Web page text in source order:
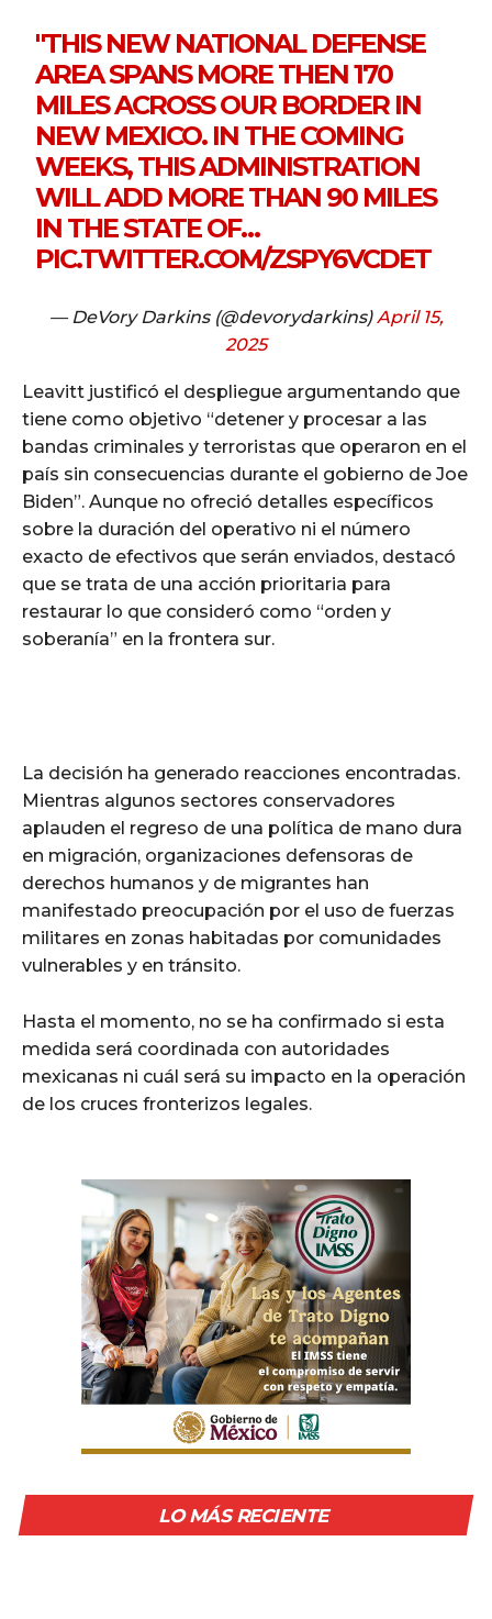
"THIS NEW NATIONAL DEFENSE
AREA SPANS MORE THEN 170
MILES ACROSS OUR BORDER IN
NEW MEXICO. IN THE COMING
WEEKS, THIS ADMINISTRATION
WILL ADD MORE THAN 90 MILES
IN THE STATE OF…
PIC.TWITTER.COM/ZSPY6VCDET
— DeVory Darkins (@devorydarkins)April 15,
2025
Leavitt justificó el despliegue argumentando que
tiene como objetivo “detener y procesar a las
bandas criminales y terroristas que operaron en el
país sin consecuencias durante el gobierno de Joe
Biden”. Aunque no ofreció detalles específicos
sobre la duración del operativo ni el número
exacto de efectivos que serán enviados, destacó
que se trata de una acción prioritaria para
restaurar lo que consideró como “orden y
soberanía” en la frontera sur.
La decisión ha generado reacciones encontradas.
Mientras algunos sectores conservadores
aplauden el regreso de una política de mano dura
en migración, organizaciones defensoras de
derechos humanos y de migrantes han
manifestado preocupación por el uso de fuerzas
militares en zonas habitadas por comunidades
vulnerables y en tránsito.
Hasta el momento, no se ha confirmado si esta
medida será coordinada con autoridades
mexicanas ni cuál será su impacto en la operación
de los cruces fronterizos legales.
LO MÁS RECIENTE